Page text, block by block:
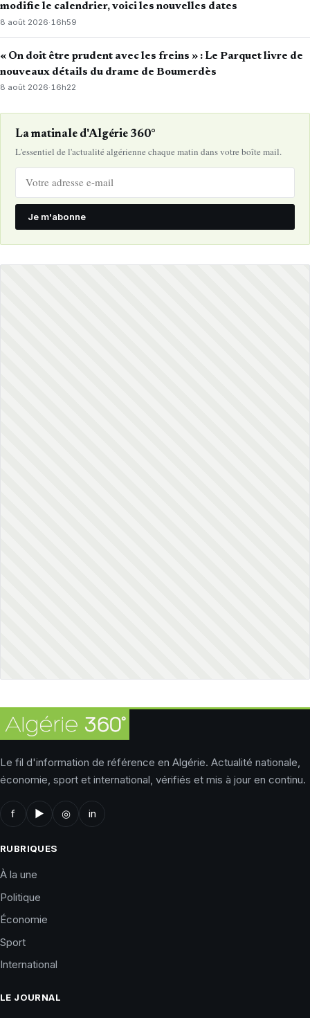
modifie le calendrier, voici les nouvelles dates
8 août 2026·16h59
« On doit être prudent avec les freins » : Le Parquet livre de
nouveaux détails du drame de Boumerdès
8 août 2026·16h22
La matinale d'Algérie 360°
L'essentiel de l'actualité algérienne chaque matin dans votre boîte mail.
Je m'abonne
Le fil d'information de référence en Algérie. Actualité nationale,
économie, sport et international, vérifiés et mis à jour en continu.
f ▶ ◎ in
RUBRIQUES
À la une
Politique
Économie
Sport
International
LE JOURNAL